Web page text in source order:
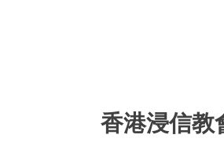
to
香港浸信